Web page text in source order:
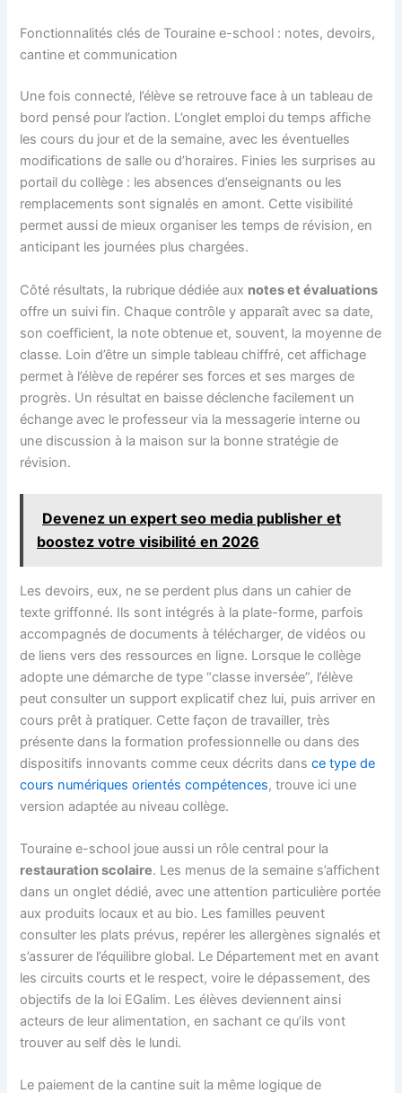
Fonctionnalités clés de Touraine e-school : notes, devoirs,
cantine et communication
Une fois connecté, l’élève se retrouve face à un tableau de
bord pensé pour l’action. L’onglet emploi du temps affiche
les cours du jour et de la semaine, avec les éventuelles
modifications de salle ou d’horaires. Finies les surprises au
portail du collège : les absences d’enseignants ou les
remplacements sont signalés en amont. Cette visibilité
permet aussi de mieux organiser les temps de révision, en
anticipant les journées plus chargées.
Côté résultats, la rubrique dédiée aux notes et évaluations
offre un suivi fin. Chaque contrôle y apparaît avec sa date,
son coefficient, la note obtenue et, souvent, la moyenne de
classe. Loin d’être un simple tableau chiffré, cet affichage
permet à l’élève de repérer ses forces et ses marges de
progrès. Un résultat en baisse déclenche facilement un
échange avec le professeur via la messagerie interne ou
une discussion à la maison sur la bonne stratégie de
révision.
Devenez un expert seo media publisher et
boostez votre visibilité en 2026
Les devoirs, eux, ne se perdent plus dans un cahier de
texte griffonné. Ils sont intégrés à la plate-forme, parfois
accompagnés de documents à télécharger, de vidéos ou
de liens vers des ressources en ligne. Lorsque le collège
adopte une démarche de type “classe inversée”, l’élève
peut consulter un support explicatif chez lui, puis arriver en
cours prêt à pratiquer. Cette façon de travailler, très
présente dans la formation professionnelle ou dans des
dispositifs innovants comme ceux décrits dansce type de
cours numériques orientés compétences, trouve ici une
version adaptée au niveau collège.
Touraine e-school joue aussi un rôle central pour la
restauration scolaire. Les menus de la semaine s’affichent
dans un onglet dédié, avec une attention particulière portée
aux produits locaux et au bio. Les familles peuvent
consulter les plats prévus, repérer les allergènes signalés et
s’assurer de l’équilibre global. Le Département met en avant
les circuits courts et le respect, voire le dépassement, des
objectifs de la loi EGalim. Les élèves deviennent ainsi
acteurs de leur alimentation, en sachant ce qu’ils vont
trouver au self dès le lundi.
Le paiement de la cantine suit la même logique de